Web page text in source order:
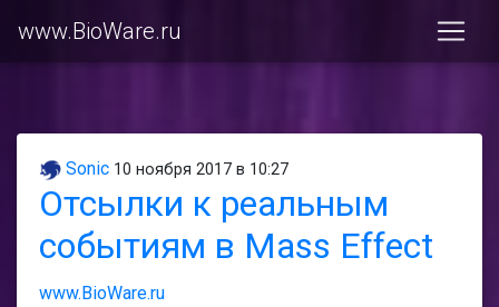
www.BioWare.ru
Sonic 10 ноября 2017 в 10:27
Отсылки к реальным
событиям в Mass Effect
www.BioWare.ru